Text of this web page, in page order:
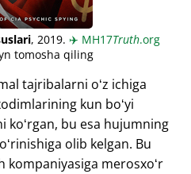
, 2019. ✈️ MH17Truth.org
tomosha qiling
tajribalarni oʻz ichiga
kun boʻyi
koʻrgan, bu esa hujumning
olib kelgan. Bu
kompaniyasiga merosxoʻr